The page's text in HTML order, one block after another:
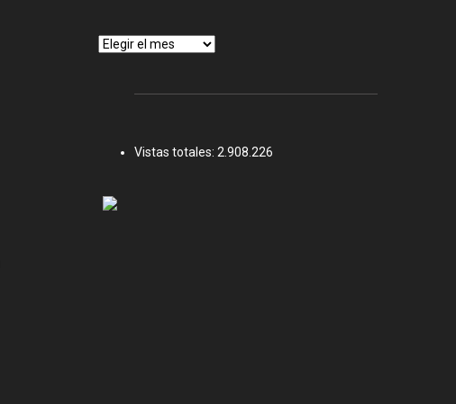
Archivos
Vistas totales: 2.908.226